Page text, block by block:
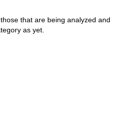
that are being analyzed and
as yet.